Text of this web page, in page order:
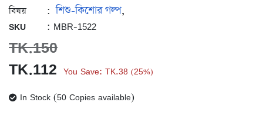
বিষয় : শিশু-কিশোর গল্প,
SKU : MBR-1522
TK.150
Original
price
TK.112 Current
price
You Save: TK.38 (25%)
In Stock (50 Copies available)